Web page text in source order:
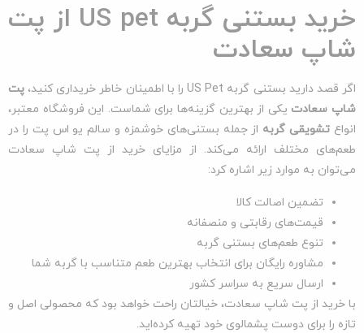
خرید بستنی گربه US pet از پت
شاپ سعادت
اگر قصد دارید بستنی گربه US Pet را با اطمینان خاطر خریداری کنید،
پت
شاپ سعادت یکی از بهترین گزینه‌ها برای شماست. این فروشگاه معتبر،
انواع تشویقی گربه از جمله بستنی‌های خوشمزه و سالم یو اس پت را در
طعم‌های مختلف ارائه می‌کند. از مزایای خرید از پت شاپ سعادت
می‌توان به موارد زیر اشاره کرد:
تضمین اصالت کالا
قیمت‌های رقابتی و منصفانه
تنوع طعم‌های بستنی گربه
مشاوره رایگان برای انتخاب بهترین طعم متناسب با گربه شما
ارسال سریع به سراسر کشور
با خرید از پت شاپ سعادت، خیالتان راحت خواهد بود که محصولی اصل و
تازه را برای دوست پشمالوی خود تهیه کرده‌اید.